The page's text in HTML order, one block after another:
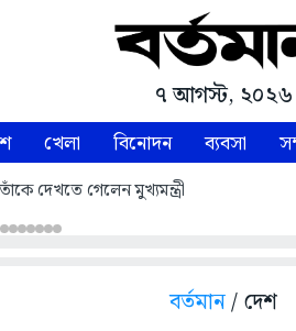
৭ আগস্ট, ২০২৬
খেলা বিনোদন ব্যবসা
দেখতে গেলেন মুখ্যমন্ত্রী
বর্তমান/ দেশ